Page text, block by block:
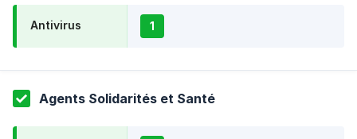
Antivirus 1
Agents Solidarités et Santé